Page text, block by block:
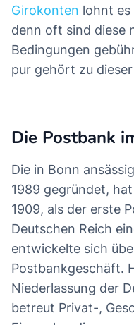
Girokonten lohnt es
denn oft sind diese
Bedingungen
pur gehört zu
Die Postbank
Die in Bonn
1989 gegründet,
1909, als der erste
Deutschen Reich
entwickelte sich
Postbankgeschäft.
Niederlassung der
betreut Privat-,